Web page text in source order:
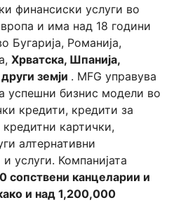
финансиски услуги во
и има над 18 години
Бугарија, Романија,
Хрватска, Шпанија,
земји . MFG управува
успешни бизнис модели во
кредити, кредити за
картички,
алтернативни
услуги. Компанијата
сопствени канцеларии и
и над 1,200,000